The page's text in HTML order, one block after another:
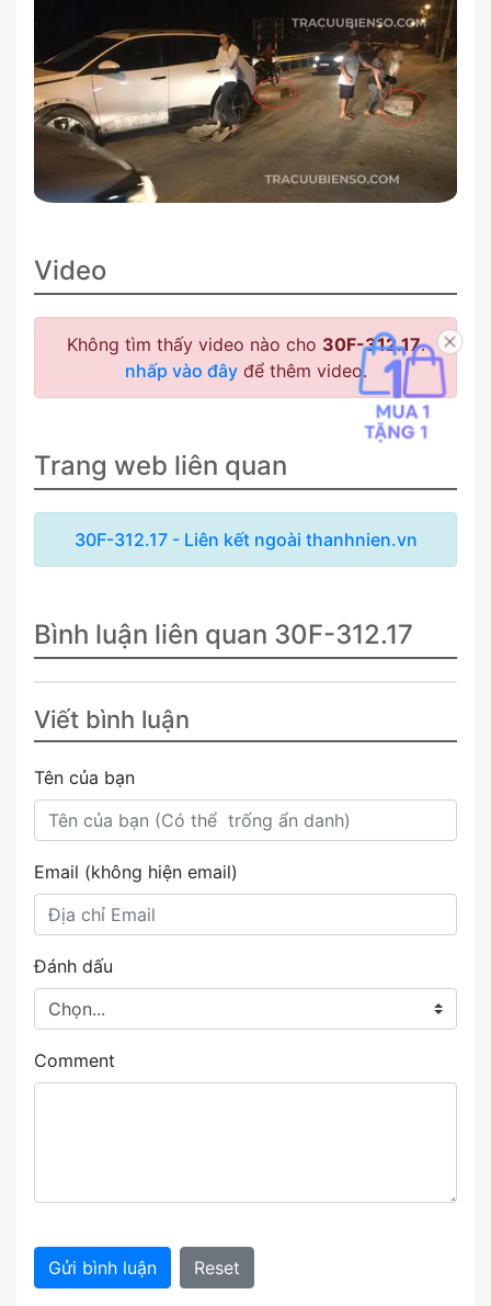
Video
Không tìm thấy video nào cho 30F-312.17.
nhấp vào đâyđể thêm video.
Trang web liên quan
30F-312.17 - Liên kết ngoài thanhnien.vn
Bình luận liên quan 30F-312.17
Viết bình luận
Tên của bạn
Email (không hiện email)
Đánh dấu
Comment
Gửi bình luận Reset